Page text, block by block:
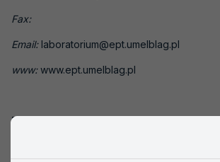
Laboratoria - badania pH gleby
Akredytacje nieaktywne
Fax:
Email:laboratorium@ept.umelblag.pl
www:www.ept.umelblag.pl
Dziedziny badań: